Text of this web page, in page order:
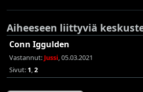
Aiheeseen liittyviä
Conn Iggulden
Vastannut: Jussi, 05.03.2021
Sivut: 1,2